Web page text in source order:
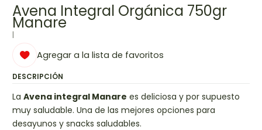
Avena Integral Orgánica 750gr
Manare
|
Agregar a la lista de favoritos
DESCRIPCIÓN
La Avena integral Manare es deliciosa y por supuesto
muy saludable. Una de las mejores opciones para
desayunos y snacks saludables.